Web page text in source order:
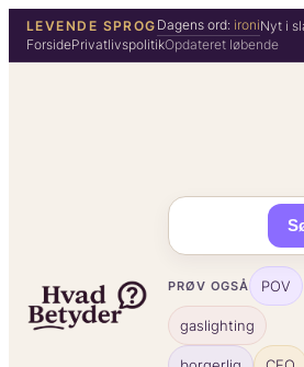
Spring
LEVENDE SPROG Dagens ord: ironiNyt i
ForsidePrivatlivspolitikOpdateret løbende
PRØV OGSÅ POV
gaslighting